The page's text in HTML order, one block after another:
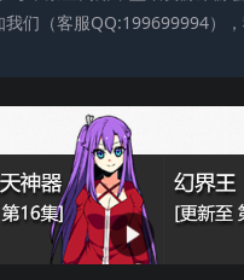
们（客服QQ:199699994）